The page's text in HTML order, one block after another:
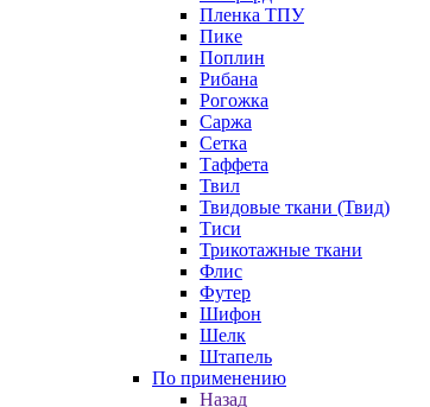
Пленка ТПУ
Пике
Поплин
Рибана
Рогожка
Саржа
Сетка
Таффета
Твил
Твидовые ткани (Твид)
Тиси
Трикотажные ткани
Флис
Футер
Шифон
Шелк
Штапель
По применению
Назад